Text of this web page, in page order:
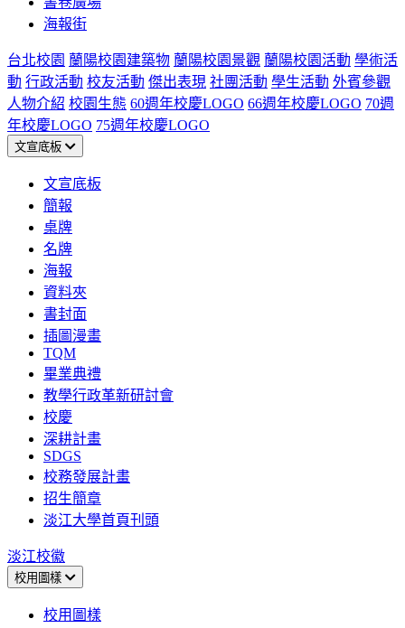
海報街
台北校園 蘭陽校園建築物 蘭陽校園景觀 蘭陽校園活動 學術活
動 行政活動 校友活動 傑出表現 社團活動 學生活動 外賓參觀
人物介紹 校園生態 60週年校慶LOGO 66週年校慶LOGO 70週
年校慶LOGO 75週年校慶LOGO
文宣底板
文宣底板
簡報
桌牌
名牌
海報
資料夾
書封面
插圖漫畫
TQM
畢業典禮
教學行政革新研討會
校慶
深耕計畫
SDGS
校務發展計畫
招生簡章
淡江大學首頁刊頭
淡江校徽
校用圖樣
校用圖樣